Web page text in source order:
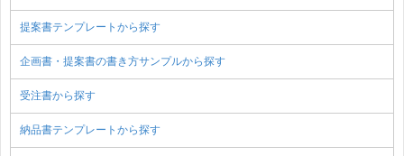
提案書テンプレートから探す
企画書・提案書の書き方サンプルから探す
受注書から探す
納品書テンプレートから探す